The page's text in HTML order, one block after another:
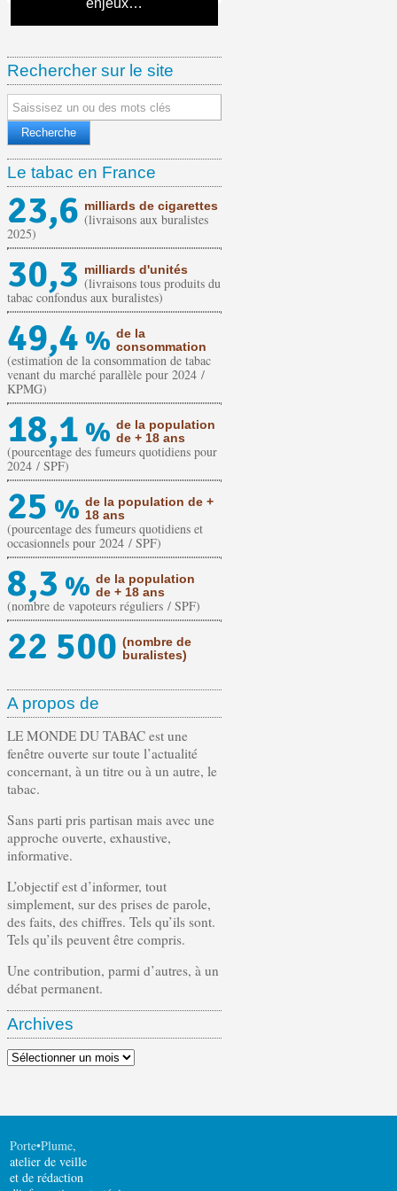
enjeux…
sur 5 ans
marché parallèle
constat sans appel
Mildeca (sur l’année 2023)
tabac : la règle des 10 mètres
initiatives européennes…
l’escalade
de France »
Rechercher sur le site
Le tabac en France
23,6 milliards de cigarettes
(livraisons aux buralistes
2025)
30,3 milliards d'unités
(livraisons tous produits du
tabac confondus aux buralistes)
49,4 % de la
consommation
(estimation de la consommation de tabac
venant du marché parallèle pour 2024 /
KPMG)
18,1 % de la population
de + 18 ans
(pourcentage des fumeurs quotidiens pour
2024 / SPF)
25 % de la population de +
18 ans
(pourcentage des fumeurs quotidiens et
occasionnels pour 2024 / SPF)
8,3 % de la population
de + 18 ans
(nombre de vapoteurs réguliers / SPF)
22 500 (nombre de
buralistes)
A propos de
LE MONDE DU TABAC est une
fenêtre ouverte sur toute l’actualité
concernant, à un titre ou à un autre, le
tabac.
Sans parti pris partisan mais avec une
approche ouverte, exhaustive,
informative.
L’objectif est d’informer, tout
simplement, sur des prises de parole,
des faits, des chiffres. Tels qu’ils sont.
Tels qu’ils peuvent être compris.
Une contribution, parmi d’autres, à un
débat permanent.
Archives
Archives
Porte•Plume,
atelier de veille
et de rédaction